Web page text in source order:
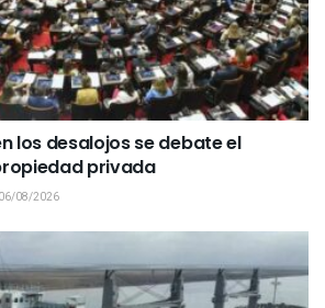
los desalojos se debate el
privada
06/08/2026